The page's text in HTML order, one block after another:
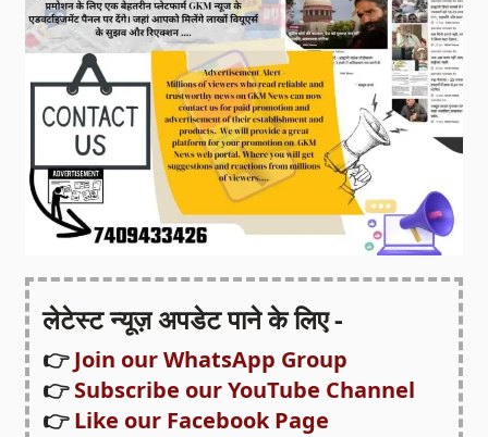
लेटेस्ट न्यूज़ अपडेट पाने के लिए -
👉Join our WhatsApp Group
👉Subscribe our YouTube Channel
👉Like our Facebook Page